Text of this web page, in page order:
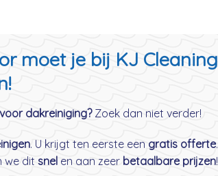
moet je bij KJ Cleaning
dakreiniging?Zoek dan niet verder!
. U krijgt ten eerste een gratis offerte.
we dit snel en aan zeer betaalbare prijzen!